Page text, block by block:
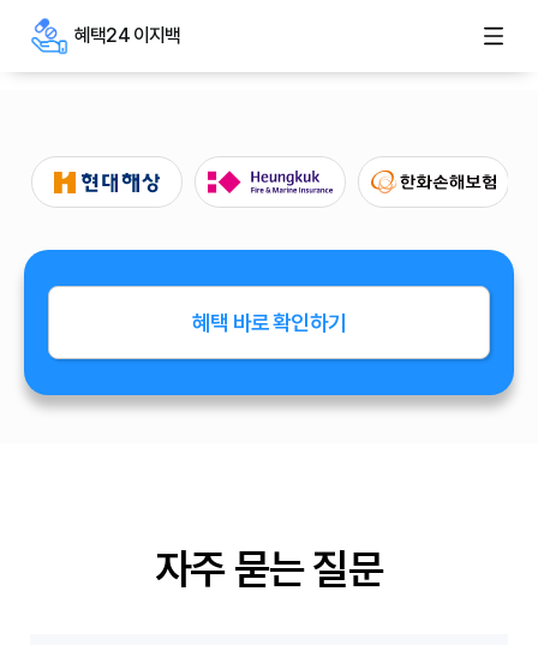
혜택24 이지백
혜택 바로 확인하기
자주 묻는 질문